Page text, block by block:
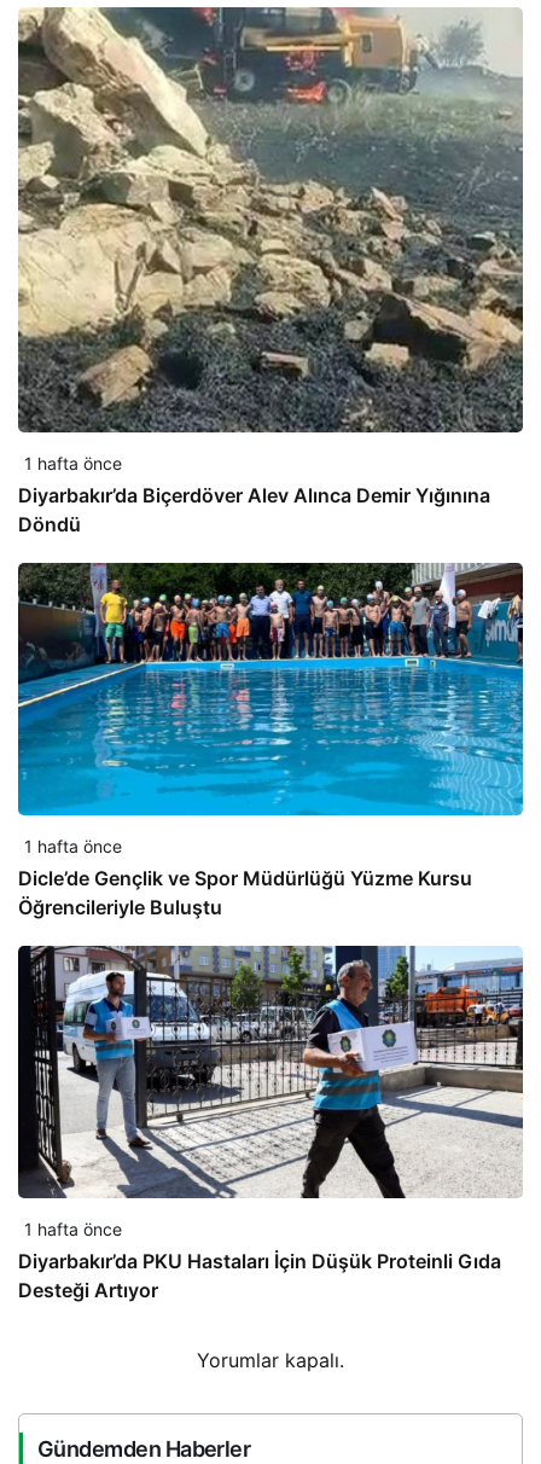
1 hafta önce
Diyarbakır’da Biçerdöver Alev Alınca Demir Yığınına
Döndü
1 hafta önce
Dicle’de Gençlik ve Spor Müdürlüğü Yüzme Kursu
Öğrencileriyle Buluştu
1 hafta önce
Diyarbakır’da PKU Hastaları İçin Düşük Proteinli Gıda
Desteği Artıyor
Yorumlar kapalı.
Gündemden Haberler